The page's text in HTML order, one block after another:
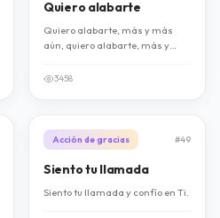
Quiero alabarte
Quiero alabarte, más y más
aún, quiero alabarte, más y
gracia conocer, quiero alabarte.
3458
Acción de gracias #49
Siento tu llamada
Siento tu llamada y confío en Ti.